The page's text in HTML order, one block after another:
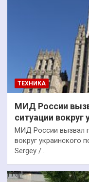
ТЕХНИКА
МИД России
ситуации вокруг
МИД России вызвал
вокруг украинского
Sergey /…